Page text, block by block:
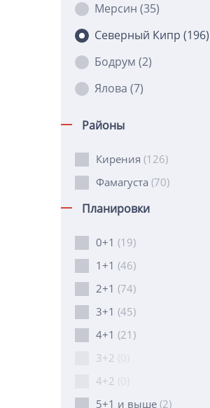
Мерсин (35)
Северный Кипр (196)
Бодрум (2)
Ялова (7)
Районы
Кирения (126)
Фамагуста (70)
Планировки
0+1 (19)
1+1 (46)
2+1 (74)
3+1 (45)
4+1 (21)
3+2
4+2
5+1 и выше (2)